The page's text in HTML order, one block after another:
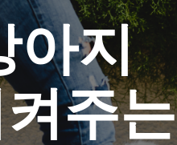
아지
주는